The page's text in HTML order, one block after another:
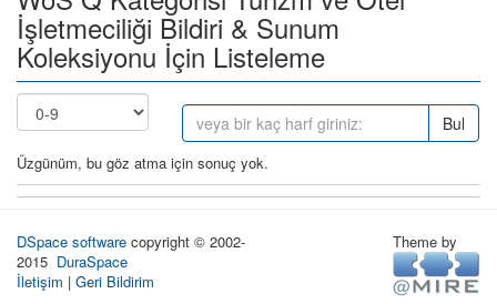
İşletmeciliği Bildiri & Sunum
Koleksiyonu İçin Listeleme
Bul
Üzgünüm, bu göz atma için sonuç yok.
DSpace software copyright © 2002-
2015 DuraSpace
İletişim | Geri Bildirim
Theme by